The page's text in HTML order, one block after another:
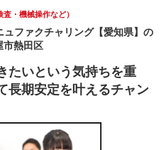
・機械操作など）
ファクチャリング【愛知県】の
市熱田区
たいという気持ちを重
長期安定を叶えるチャン